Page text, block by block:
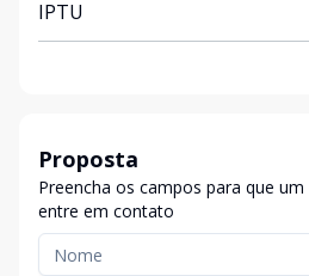
IPTU
Proposta
Preencha os campos para que
entre em contato